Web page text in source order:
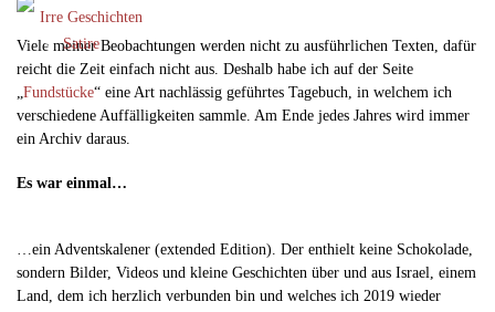
Irre Geschichten
Satire
Viele meiner Beobachtungen werden nicht zu ausführlichen Texten, dafür
reicht die Zeit einfach nicht aus. Deshalb habe ich auf der Seite
„Fundstücke“ eine Art nachlässig geführtes Tagebuch, in welchem ich
verschiedene Auffälligkeiten sammle. Am Ende jedes Jahres wird immer
ein Archiv daraus.
Es war einmal…
…ein Adventskalener (extended Edition). Der enthielt keine Schokolade,
sondern Bilder, Videos und kleine Geschichten über und aus Israel, einem
Land, dem ich herzlich verbunden bin und welches ich 2019 wieder